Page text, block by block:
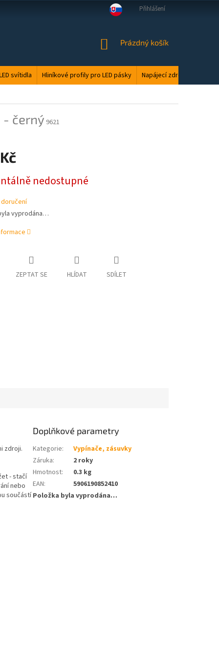
LED ODPAD PODMÍNKY OCHRANY
Přihlášení
NÁKUPNÍ
Prázdný košík
svítidla Hliníkové profily pro LED pásky Napájecí zdroje
- černý 9621
nedostupné
vyprodána…
ZEPTAT SE HLÍDAT SDÍLET
zdroji.
- stačí
nebo
součástí
Doplňkové parametry
Kategorie:
Vypínače, zásuvky
Záruka:
2 roky
Hmotnost:
0.3 kg
EAN:
5906190852410
Položka byla vyprodána…